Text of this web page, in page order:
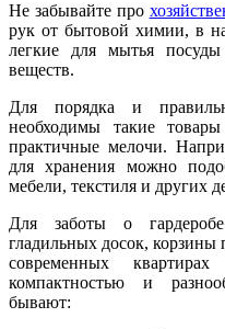
Не забывайте про
рук от бытовой химии, в
легкие для мытья
веществ.
Для порядка и
необходимы такие
практичные мелочи.
для хранения можно
мебели, текстиля и других
Для заботы о
гладильных досок, корзины
современных
компактностью и
бывают: